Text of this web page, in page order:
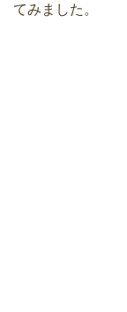
てみました。